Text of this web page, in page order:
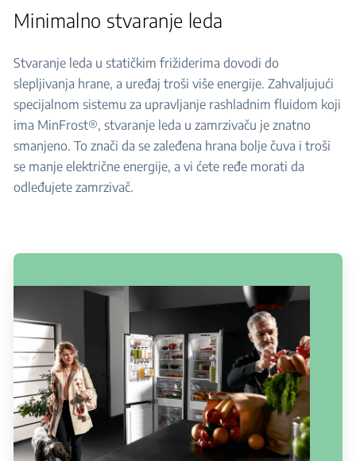
Minimalno stvaranje leda
Stvaranje leda u statičkim frižiderima dovodi do
slepljivanja hrane, a uređaj troši više energije. Zahvaljujući
specijalnom sistemu za upravljanje rashladnim fluidom koji
ima MinFrost®, stvaranje leda u zamrzivaču je znatno
smanjeno. To znači da se zaleđena hrana bolje čuva i troši
se manje električne energije, a vi ćete ređe morati da
odleđujete zamrzivač.